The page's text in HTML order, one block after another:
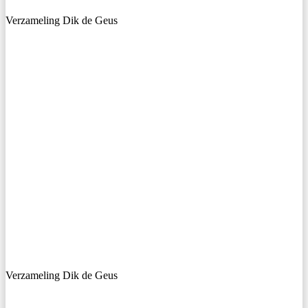
Verzameling Dik de Geus
Verzameling Dik de Geus